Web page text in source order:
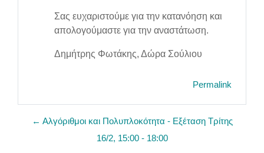
Σας ευχαριστούμε για την κατανόηση και
απολογούμαστε για την αναστάτωση.
Δημήτρης Φωτάκης, Δώρα Σούλιου
Permalink
← Αλγόριθμοι και Πολυπλοκότητα - Εξέταση Τρίτης
16/2, 15:00 - 18:00